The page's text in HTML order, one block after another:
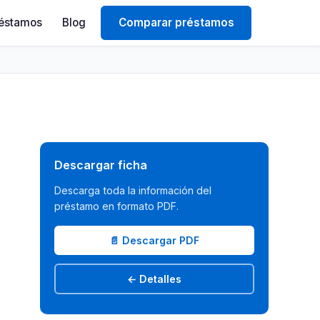
Blog Comparar préstamos
Descargar ficha
Descarga toda la información del
préstamo en formato PDF.
📄 Descargar PDF
← Detalles